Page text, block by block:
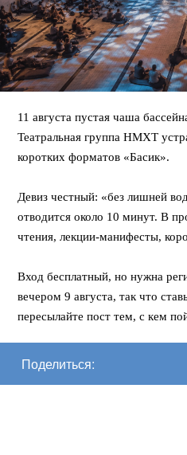
11 августа пустая чаша
Театральная группа НМХТ
коротких форматов «Басик».
Девиз честный: «без лишней
отводится около 10 минут. В
чтения, лекции-манифесты,
Вход бесплатный, но нужна
вечером 9 августа, так что
пересылайте пост тем, с кем
Поделиться: